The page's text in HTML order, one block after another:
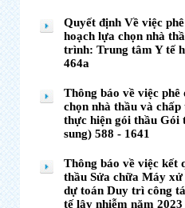
Quyết định Về việc
hoạch lựa chọn nhà
trình: Trung tâm Y tế
464a
Thông báo về việc
chọn nhà thầu và
thực hiện gói thầu Gói
sung) 588 - 1641
Thông báo về việc kết
thầu Sửa chữa Máy
dự toán Duy trì công
tế lây nhiễm năm 2023